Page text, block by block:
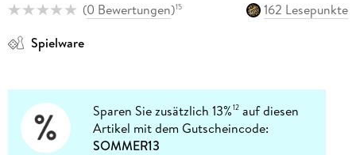
(0 Bewertungen)15
162 Lesepunkte
Spielware
Sparen Sie zusätzlich 13%12 auf diesen
Artikel mit dem Gutscheincode:
SOMMER13